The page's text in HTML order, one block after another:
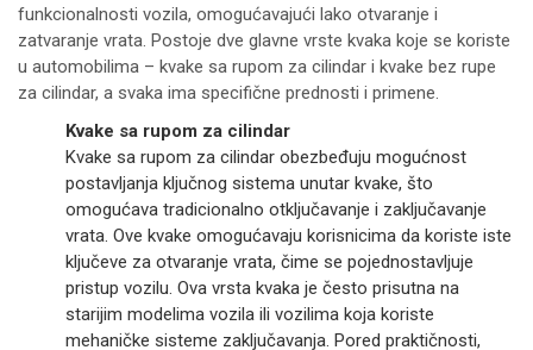
funkcionalnosti vozila, omogućavajući lako otvaranje i
zatvaranje vrata. Postoje dve glavne vrste kvaka koje se koriste
u automobilima – kvake sa rupom za cilindar i kvake bez rupe
za cilindar, a svaka ima specifične prednosti i primene.
Kvake sa rupom za cilindar
Kvake sa rupom za cilindar obezbeđuju mogućnost
postavljanja ključnog sistema unutar kvake, što
omogućava tradicionalno otključavanje i zaključavanje
vrata. Ove kvake omogućavaju korisnicima da koriste iste
ključeve za otvaranje vrata, čime se pojednostavljuje
pristup vozilu. Ova vrsta kvaka je često prisutna na
starijim modelima vozila ili vozilima koja koriste
mehaničke sisteme zaključavanja. Pored praktičnosti,